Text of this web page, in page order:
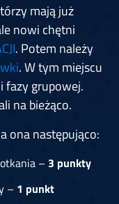
mają już
nowi chętni
. Potem należy
. W tym miejscu
fazy grupowej.
na bieżąco.
ona następująco:
– 3 punkty
– 1 punkt